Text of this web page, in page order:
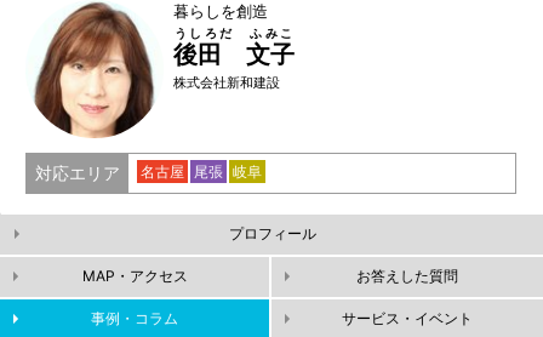
暮らしを創造
後田 文子
うしろだ ふみこ
株式会社新和建設
対応エリア 名古屋 尾張 岐阜
プロフィール
MAP・アクセス お答えした質問
事例・コラム サービス・イベント